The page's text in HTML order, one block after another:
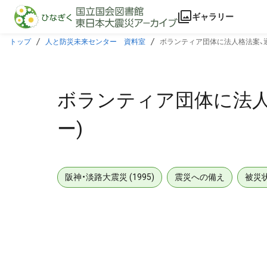
本文に飛ぶ
ギャラリー
トップ 人と防災未来センター 資料室 ボランティア団体に法人格法案
ボランティア団体に法
ー)
阪神・淡路大震災 (1995) 震災への備え 被災